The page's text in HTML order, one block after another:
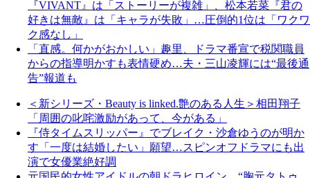
『VIVANT』は「ストーリーが複雑」、松本若菜『君の
好きは無敵』は「キャラが失敗」…圧倒的1位は「ワクワ
ク感なし」
「直感。何かがおかしい」趣里、ドラマ番宣で税関職員
からの指導明かすも表情硬め…夫・三山凌輝には“最後通
告”報道も
＜新シリーズ・Beauty is linked.艶のある人生＞相田翔子
「周囲の叱咤激励があって、今がある」
『侍タイムスリッパー』でブレイク・沙倉ゆうのが明か
す「一度は結婚したい」願望…スピンオフドラマにも出
演で女優業絶好調